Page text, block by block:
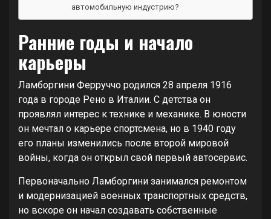
автомобильную индустрию?
Ранние годы и начало
карьеры
Ламборгини Ферруччо родился 28 апреля 1916
года в городе Рено в Италии. С детства он
проявлял интерес к технике и механике. В юности
он мечтал о карьере спортсмена, но в 1940 году
его планы изменились после второй мировой
войны, когда он открыл свой первый автосервис.
Первоначально Ламборгини занимался ремонтом
и модернизацией военных транспортных средств,
но вскоре он начал создавать собственные